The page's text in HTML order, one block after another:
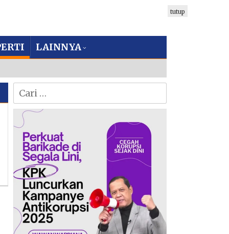
LAINNYA
tutup
Cari
untuk: